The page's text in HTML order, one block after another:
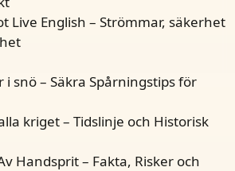
Live English – Strömmar, säkerhet
i snö – Säkra Spårningstips för
kriget – Tidslinje och Historisk
Handsprit – Fakta, Risker och